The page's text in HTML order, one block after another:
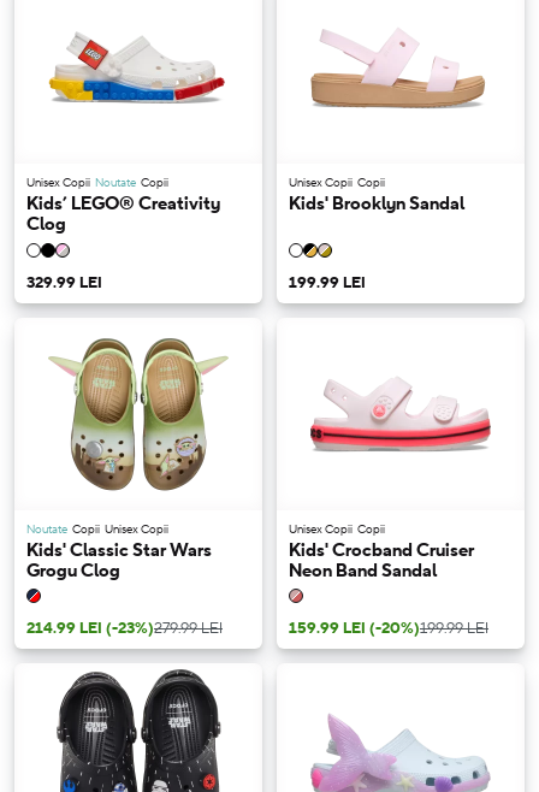
Unisex Copii Noutate Copii
Kids’ LEGO® Creativity
Clog
329.99 LEI
Unisex Copii Copii
Kids' Brooklyn Sandal
199.99 LEI
Noutate Copii Unisex Copii
Kids' Classic Star Wars
Grogu Clog
214.99 LEI (-23%)279.99 LEI
Unisex Copii Copii
Kids' Crocband Cruiser
Neon Band Sandal
159.99 LEI (-20%)199.99 LEI